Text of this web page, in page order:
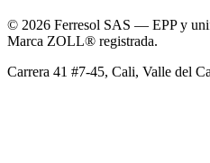
© 2026 Ferresol SAS — EPP y
Marca ZOLL® registrada.
Carrera 41 #7-45, Cali, Valle del